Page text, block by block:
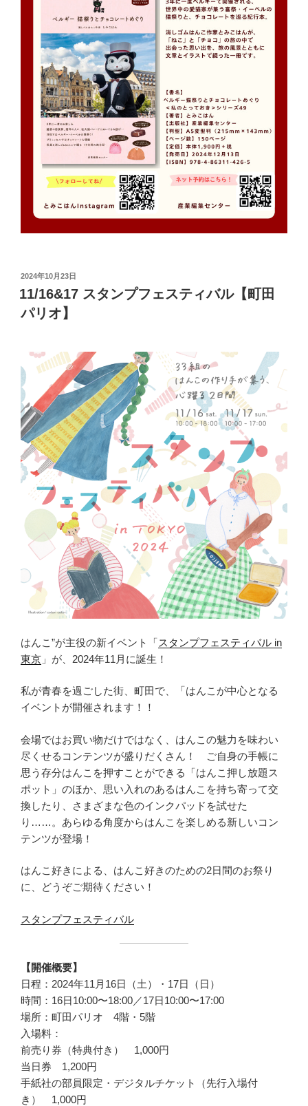
投
稿
日:
2024年10月23日
11/16&17 スタンプフェスティバル【町田
パリオ】
はんこ”が主役の新イベント「スタンプフェスティバル in
東京 」が、2024年11月に誕生！
私が青春を過ごした街、町田で、「はんこが中心となる
イベントが開催されます！！
会場ではお買い物だけではなく、はんこの魅力を味わい
尽くせるコンテンツが盛りだくさん！ ご自身の手帳に
思う存分はんこを押すことができる「はんこ押し放題ス
ポット」のほか、思い入れのあるはんこを持ち寄って交
換したり、さまざまな色のインクパッドを試せた
り……。あらゆる角度からはんこを楽しめる新しいコン
テンツが登場！
はんこ好きによる、はんこ好きのための2日間のお祭り
に、どうぞご期待ください！
スタンプフェスティバル
【開催概要】
日程：2024年11月16日（土）・17日（日）
時間：16日10:00〜18:00／17日10:00〜17:00
場所：町田パリオ 4階・5階
入場料：
前売り券（特典付き） 1,000円
当日券 1,200円
手紙社の部員限定・デジタルチケット（先行入場付
き） 1,000円